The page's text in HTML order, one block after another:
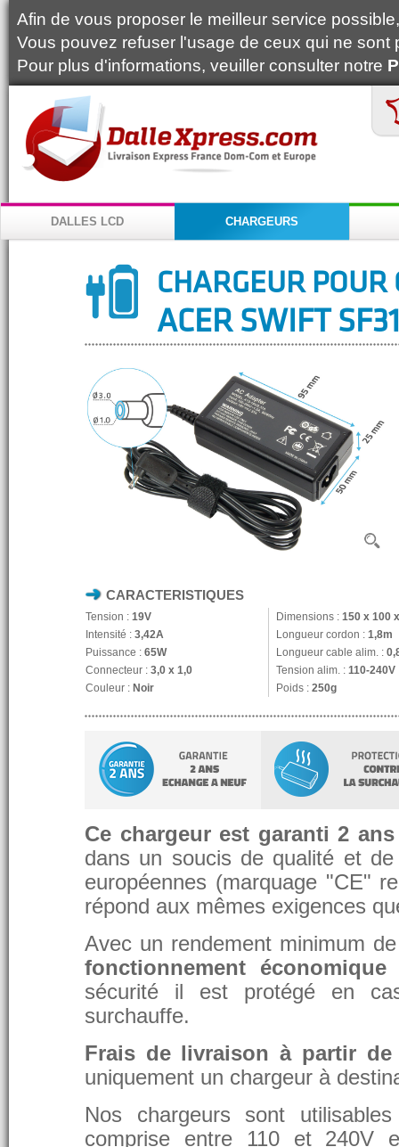
Afin de vous proposer le meilleur service
Vous pouvez refuser l'usage de ceux qui ne
Pour plus d'informations, veuiller consulter notre
DALLES LCD CHARGEURS
CHARGEUR
ACER SWIFT
CARACTERISTIQUES
Tension : 19V Dimensions : 150 x 100
Intensité : 3,42A Longueur cordon : 1,8m
Puissance : 65W Longueur cable alim. :
Connecteur : 3,0 x 1,0 Tension alim. : 110-240V
Couleur : Noir Poids : 250g
Ce chargeur est garanti 2 ans
dans un soucis de qualité et
européennes (marquage "CE"
répond aux mêmes exigences
Avec un rendement minimum
fonctionnement
sécurité il est protégé en
surchauffe.
Frais de livraison à partir de
uniquement un chargeur à
Nos chargeurs sont
comprise entre 110 et 240V